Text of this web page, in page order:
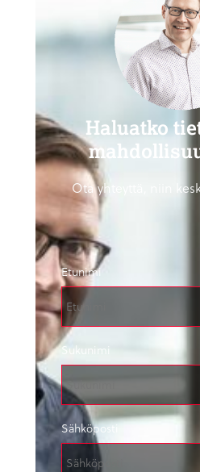
Haluatko
Ota yhteyttä, niin
Etunimi
Sukunimi
Sähköposti